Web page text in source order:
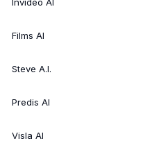
Films AI
Steve A.I.
Predis AI
Visla AI